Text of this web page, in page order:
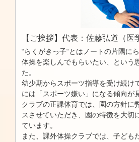
【ご挨拶】代表：佐藤弘道（医
“らくがきっ子“とはノートの片隅に
体操を楽しんでもらいたい、という
た。
幼少期からスポーツ指導を受け続け
には「スポーツ嫌い」になる傾向が
クラブの正課体育では、園の方針に
スさせていただき、園の特徴を大切
ています。
また、課外体操クラブでは、子ども